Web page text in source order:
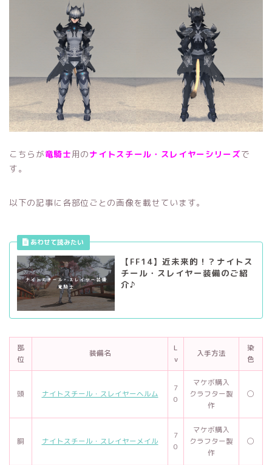
こちらが竜騎士用のナイトスチール・スレイヤーシリーズで
す。
以下の記事に各部位ごとの画像を載せています。
【FF14】近未来的！？ナイトス
チール・スレイヤー装備のご紹
介♪
部
位
装備名
L
v
入手方法
染
色
頭 ナイトスチール・スレイヤーヘルム
7
0
マケボ購入
クラフター製
作
◯
胴 ナイトスチール・スレイヤーメイル
7
0
マケボ購入
クラフター製
作
◯